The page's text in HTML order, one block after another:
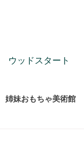
ウッドスタート
姉妹おもちゃ美術館